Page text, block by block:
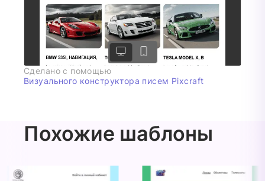
Сделано с помощью
Визуального конструктора писем Pixcraft
Похожие шаблоны